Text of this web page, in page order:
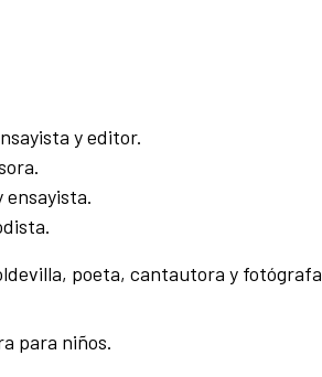
y editor.
ensayista.
poeta, cantautora y fotógrafa
para niños.